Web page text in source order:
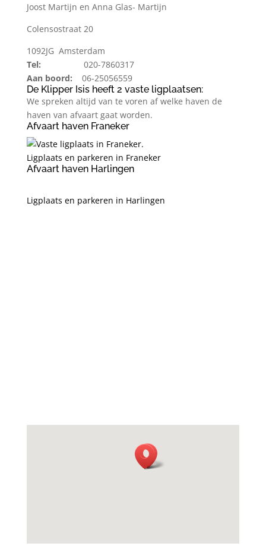
Joost Martijn en Anna Glas- Martijn
Colensostraat 20
1092JG Amsterdam
Tel:
020-7860317
Aan boord: 06-25056559
De Klipper Isis heeft 2 vaste ligplaatsen:
We spreken altijd van te voren af welke haven de
haven van afvaart gaat worden.
Afvaart haven Franeker
Ligplaats en parkeren in Franeker
Afvaart haven Harlingen
Ligplaats en parkeren in Harlingen